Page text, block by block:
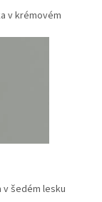
v krémovém
šedém lesku